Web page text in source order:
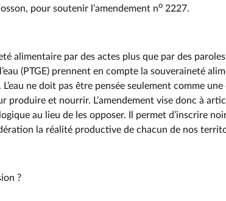
pour soutenir l’amendement no 2227.
alimentaire par des actes plus que par des
(PTGE) prennent en compte la souveraineté
ne doit pas être pensée seulement comme
produire et nourrir. L’amendement vise donc à
au lieu de les opposer. Il permet d’inscrire
la réalité productive de chacun de nos
?